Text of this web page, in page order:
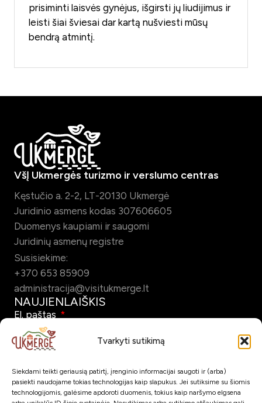
Tvarkyti sutikimą
Siekdami teikti geriausią patirtį, įrenginio informacijai saugoti ir (arba)
pasiekti naudojame tokias technologijas kaip slapukus. Jei sutiksime su šiomis
technologijomis, galėsime apdoroti duomenis, tokius kaip naršymo elgsena
prisiminti laisvės gynėjus, išgirsti jų liudijimus ir
leisti šiai šviesai dar kartą nušviesti mūsų
bendrą atmintį.
VšĮ Ukmergės turizmo ir verslumo centras
Kęstučio a. 2-2, LT-20130 Ukmergė
Juridinio asmens kodas 307606605
Duomenys kaupiami ir saugomi
Juridinių asmenų registre
Susisiekime:
+370 653 85909
administracija@visitukmerge.lt
NAUJIENLAIŠKIS
El. paštas
Pažymėdamas šį laukelį patvirtinu, kad sutinku gauti Ukmergės
turizmo naujienlaiškį el. paštu.